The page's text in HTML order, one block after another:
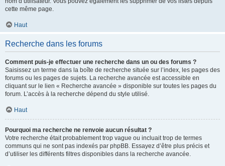
cette même page.
Haut
Recherche dans les forums
Comment puis-je effectuer une recherche dans un ou des forums ?
Saisissez un terme dans la boîte de recherche située sur l’index, les pages des
forums ou les pages de sujets. La recherche avancée est accessible en
cliquant sur le lien « Recherche avancée » disponible sur toutes les pages du
forum. L’accès à la recherche dépend du style utilisé.
Haut
Pourquoi ma recherche ne renvoie aucun résultat ?
Votre recherche était probablement trop vague ou incluait trop de termes
communs qui ne sont pas indexés par phpBB. Essayez d’être plus précis et
d’utiliser les différents filtres disponibles dans la recherche avancée.